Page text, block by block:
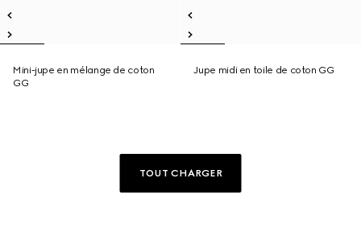
Mini-jupe en mélange de coton
GG
Jupe midi en toile de coton GG
TOUT CHARGER